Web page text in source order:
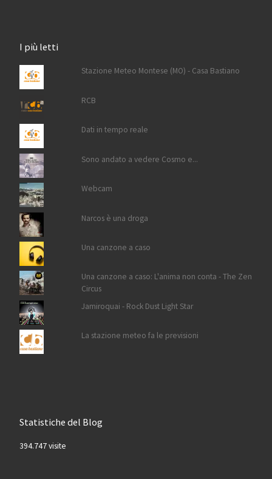
I più letti
Stazione Meteo Montese (MO) - Casa Bastiano
RCB
Dati in tempo reale
Sono andato a vedere Cosmo e...
Webcam
Narcos è una droga
Una canzone a caso
Una canzone a caso: L'anima non conta - The Zen
Circus
Jamiroquai - Rock Dust Light Star
La stazione meteo fa le previsioni
Statistiche del Blog
394.747 visite